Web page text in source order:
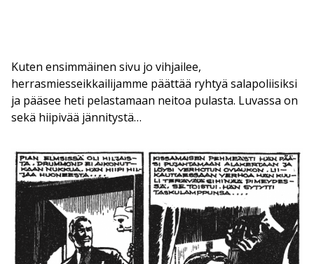
Kuten ensimmäinen sivu jo vihjailee,
herrasmiesseikkailijamme päättää ryhtyä salapoliisiksi
ja pääsee heti pelastamaan neitoa pulasta. Luvassa on
sekä hiipivää jännitystä…